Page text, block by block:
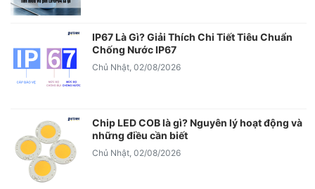
IP67 Là Gì? Giải Thích Chi Tiết Tiêu Chuẩn
Chống Nước IP67
Chủ Nhật, 02/08/2026
Chip LED COB là gì? Nguyên lý hoạt động và
những điều cần biết
Chủ Nhật, 02/08/2026